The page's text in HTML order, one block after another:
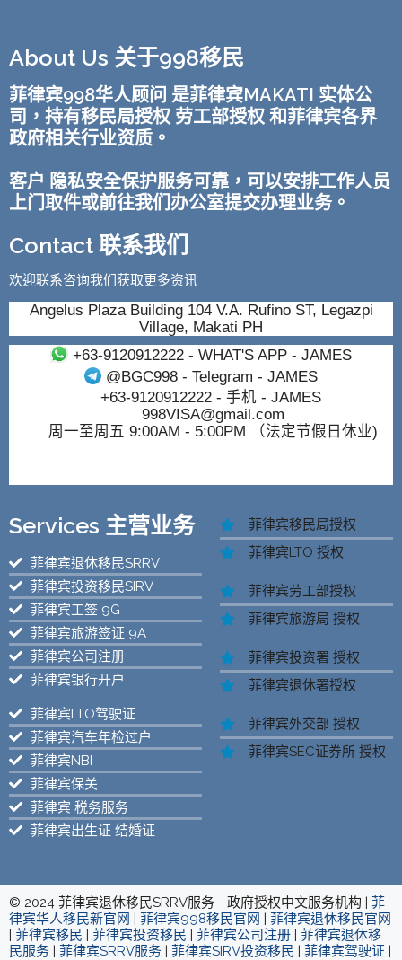
About Us 关于998移民
菲律宾998华人顾问 是菲律宾MAKATI 实体公
司，持有移民局授权 劳工部授权 和菲律宾各界
政府相关行业资质。
客户 隐私安全保护服务可靠，可以安排工作人员
上门取件或前往我们办公室提交办理业务。
Contact 联系我们
欢迎联系咨询我们获取更多资讯
Angelus Plaza Building 104 V.A. Rufino ST, Legazpi
Village, Makati PH
+63-9120912222- WHAT'S APP - JAMES
@BGC998 - Telegram - JAMES
+63-9120912222- 手机 - JAMES
998VISA@gmail.com
周一至周五 9:00AM - 5:00PM （法定节假日休业)
Services 主营业务
菲律宾退休移民SRRV
菲律宾投资移民SIRV
菲律宾工签 9G
菲律宾旅游签证 9A
菲律宾公司注册
菲律宾银行开户
菲律宾LTO驾驶证
菲律宾汽车年检过户
菲律宾NBI
菲律宾保关
菲律宾 税务服务
菲律宾出生证 结婚证
菲律宾移民局授权
菲律宾LTO 授权
菲律宾劳工部授权
菲律宾旅游局 授权
菲律宾投资署 授权
菲律宾退休署授权
菲律宾外交部 授权
菲律宾SEC证券所 授权
© 2024 菲律宾退休移民SRRV服务 - 政府授权中文服务机构 | 菲
律宾华人移民新官网
菲律宾998移民官网
菲律宾退休移民官网
菲律宾移民 菲律宾投资移民 菲律宾公司注册
菲律宾退休移
民服务
菲律宾SRRV服务 菲律宾SIRV投资移民 菲律宾驾驶证